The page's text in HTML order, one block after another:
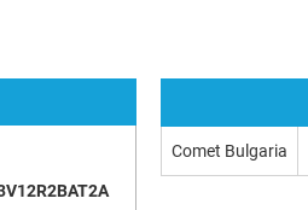
Comet Bulgaria